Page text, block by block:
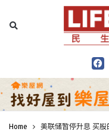
Home 美联储暂停升息 买股